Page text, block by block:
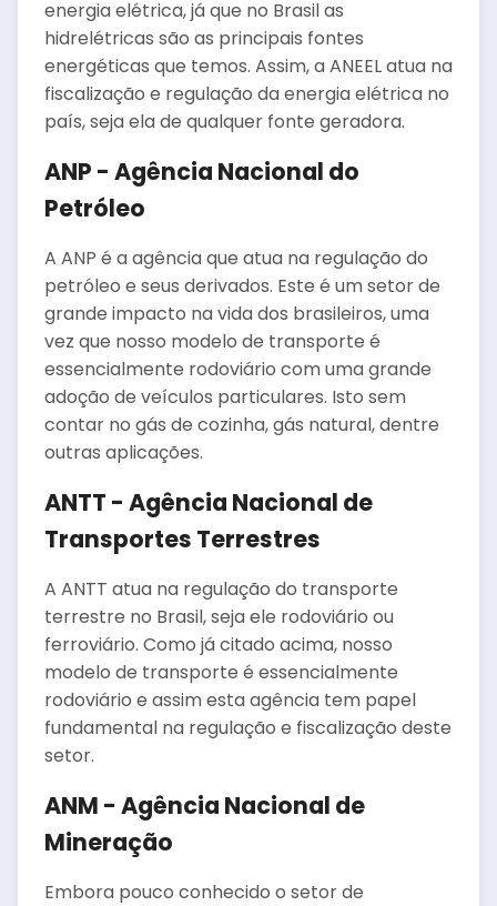
energia elétrica, já que no Brasil as
hidrelétricas são as principais fontes
energéticas que temos. Assim, a ANEEL atua na
fiscalização e regulação da energia elétrica no
país, seja ela de qualquer fonte geradora.
ANP - Agência Nacional do
Petróleo
A ANP é a agência que atua na regulação do
petróleo e seus derivados. Este é um setor de
grande impacto na vida dos brasileiros, uma
vez que nosso modelo de transporte é
essencialmente rodoviário com uma grande
adoção de veículos particulares. Isto sem
contar no gás de cozinha, gás natural, dentre
outras aplicações.
ANTT - Agência Nacional de
Transportes Terrestres
A ANTT atua na regulação do transporte
terrestre no Brasil, seja ele rodoviário ou
ferroviário. Como já citado acima, nosso
modelo de transporte é essencialmente
rodoviário e assim esta agência tem papel
fundamental na regulação e fiscalização deste
setor.
ANM - Agência Nacional de
Mineração
Embora pouco conhecido o setor de